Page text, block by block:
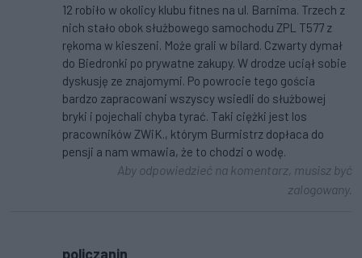
12 robiło w okolicy klubu fitnes na ul. Barnima. Trzech z
nich stało obok służbowego samochodu ZPL T577 z
rękoma w kieszeni. Może grali w bilard. Czwarty dymał
do Biedronki po prywatne zakupy. W drodze uciął sobie
dyskusję ze znajomymi. Po powrocie tego gościa
bardzo zapracowani wszyscy wsiedli do służbowej
bryki i pojechali chyba tyrać. Taki ciężki jest los
pracowników ZWiK., którym Burmistrz dopłaca do
pensji a nam wmawia, że to chodzi o wodę.
Aby odpowiedzieć na komentarz, musisz być
zalogowany.
policzanin